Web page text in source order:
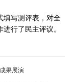
填写测评表，对全
行了民主评议。
果展演